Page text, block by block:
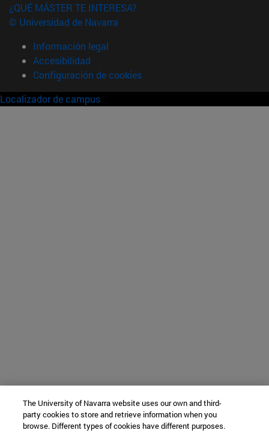
¿QUÉ MÁSTER TE INTERESA?
© Universidad de Navarra
Información legal
Accesibilidad
Configuración de cookies
Localizador de campus
The University of Navarra website uses our own and third-
party cookies to store and retrieve information when you
browse. Different types of cookies have different purposes.